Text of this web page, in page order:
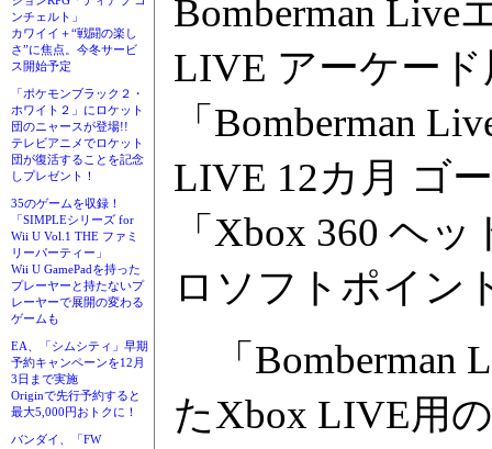
ンチェルト」
カワイイ＋“戦闘の楽し
さ”に焦点。今冬サービ
ス開始予定
「ポケモンブラック２・
ホワイト２」にロケット
団のニャースが登場!!
テレビアニメでロケット
団が復活することを記念
しプレゼント！
35のゲームを収録！
「SIMPLEシリーズ for
Wii U Vol.1 THE ファミ
リーパーティー」
Wii U GamePadを持った
プレーヤーと持たないプ
レーヤーで展開の変わる
ゲームも
EA、「シムシティ」早期
予約キャンペーンを12月
3日まで実施
Originで先行予約すると
最大5,000円おトクに！
バンダイ、「FW
Bomberman Live
LIVE アーケー
「Bomberman
LIVE 12カ月 ゴ
「Xbox 360 ヘ
ロソフトポイン
「Bomberman
たXbox LIVE用